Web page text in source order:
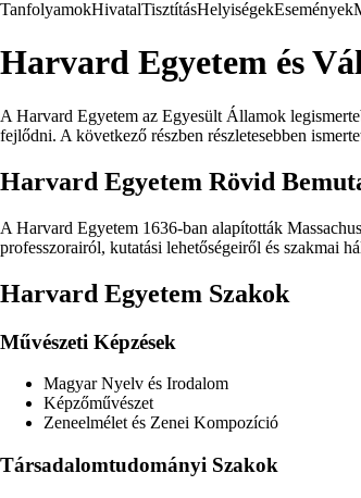
TanfolyamokHivatalTisztításHelyiségekEsemények
Harvard Egyetem és
A Harvard Egyetem az Egyesült Államok
fejlődni. A következő részben részletesebben
Harvard Egyetem Rövid
A Harvard Egyetem 1636-ban alapították
professzorairól, kutatási lehetőségeiről és szakmai
Harvard Egyetem Szakok
Művészeti Képzések
Magyar Nyelv és Irodalom
Képzőművészet
Zeneelmélet és Zenei Kompozíció
Társadalomtudományi Szakok